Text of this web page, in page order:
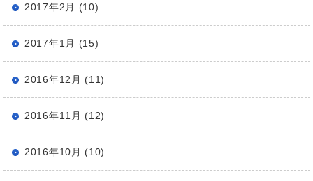
2017年2月 (10)
2017年1月 (15)
2016年12月 (11)
2016年11月 (12)
2016年10月 (10)